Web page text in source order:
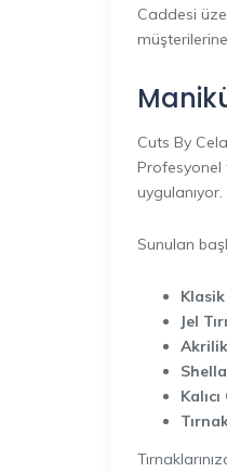
Caddesi
müşterilerine
Cuts By
Profesyonel
uygulanıyor.
Sunulan
Jel